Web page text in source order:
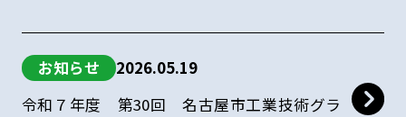
お知らせ
2026.05.19
令和７年度 第30回 名古屋市工業技術グラ